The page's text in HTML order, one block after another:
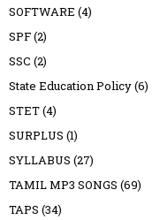
SOFTWARE (4)
SPF(2)
SSC (2)
State Education Policy(6)
STET(4)
SURPLUS (1)
SYLLABUS (27)
TAMIL MP3 SONGS (69)
TAPS (34)